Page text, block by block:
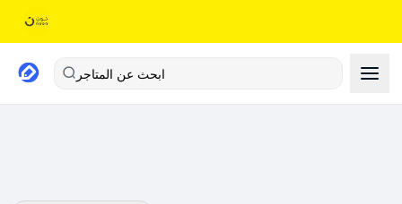
ابحث عن المتاجر